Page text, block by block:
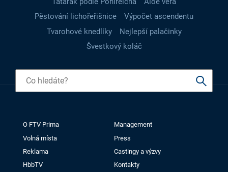
Pěstování lichořeřišnice
Výpočet ascendentu
Tvarohové knedlíky
Nejlepší palačinky
Švestkový koláč
O FTV Prima
Management
Volná místa
Press
Reklama
Castingy a výzvy
HbbTV
Kontakty